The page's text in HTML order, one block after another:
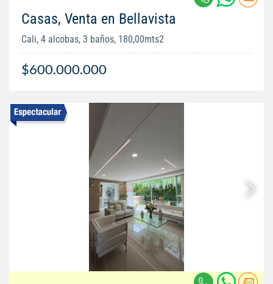
Casas, Venta en Bellavista
Cali, 4 alcobas, 3 baños, 180,00mts2
$600.000.000